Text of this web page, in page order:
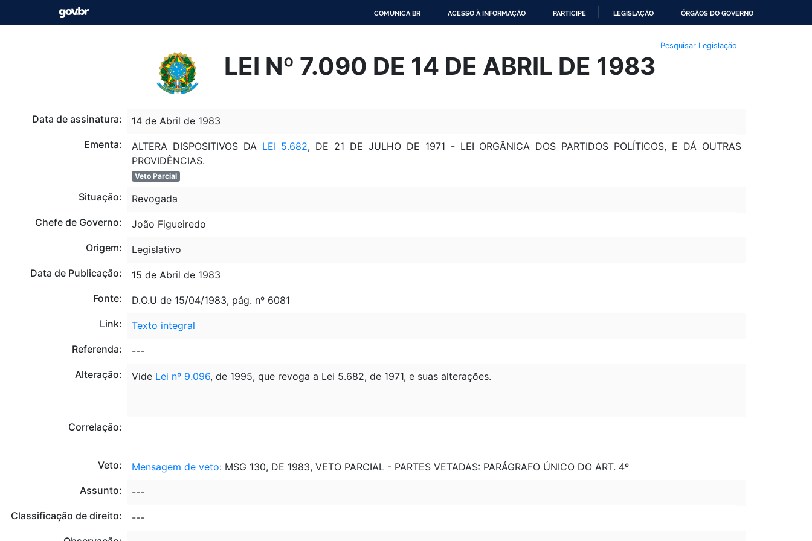
CONTEÚDO
COMUNICA BR ACESSO À INFORMAÇÃO PARTICIPE LEGISLAÇÃO ÓRGÃOS DO GOVERNO
Pesquisar Legislação
LEI Nº 7.090 DE 14 DE ABRIL DE 1983
Data de assinatura:
14 de Abril de 1983
Ementa:
ALTERA DISPOSITIVOS DA LEI 5.682, DE 21 DE JULHO DE 1971 - LEI ORGÂNICA DOS PARTIDOS POLÍTICOS, E DÁ OUTRAS
PROVIDÊNCIAS.
Veto Parcial
Situação:
Revogada
Chefe de Governo:
João Figueiredo
Origem:
Legislativo
Data de Publicação:
15 de Abril de 1983
Fonte:
D.O.U de 15/04/1983, pág. nº 6081
Link:
Texto integral
Referenda:
---
Alteração:
Vide Lei nº 9.096, de 1995, que revoga a Lei 5.682, de 1971, e suas alterações.
Correlação:
Veto: Mensagem de veto: MSG 130, DE 1983, VETO PARCIAL - PARTES VETADAS: PARÁGRAFO ÚNICO DO ART. 4º
Assunto:
---
Classificação de direito:
---